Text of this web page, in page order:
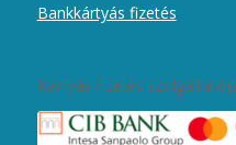
Bankkártyás fizetés
Kártyás fizetés